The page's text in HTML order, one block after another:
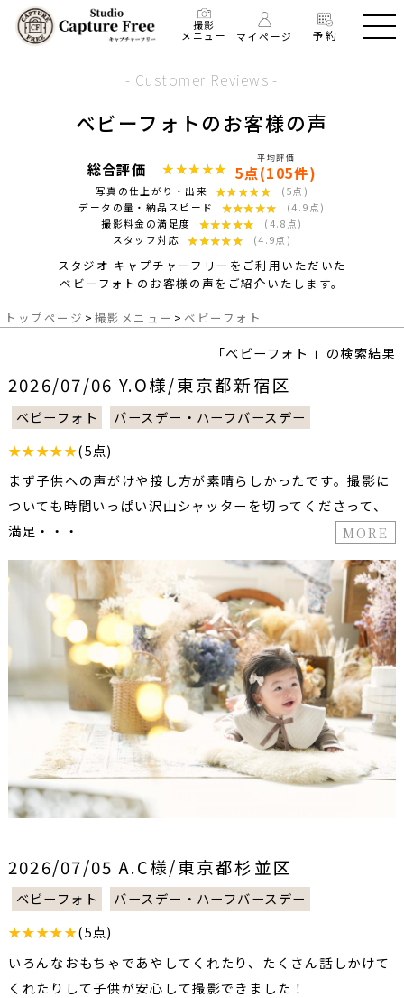
予約
マイページ
撮影
メニュー
- Customer Reviews -
ベビーフォトのお客様の声
総合評価 ★★★★★
★★★★★
平均評価
5点(105件)
写真の仕上がり・出来 ★★★★★
★★★★★
(5点)
データの量・納品スピード
★★★★★
★★★★★
(4.9点)
撮影料金の満足度
★★★★★
★★★★★
(4.8点)
スタッフ対応
★★★★★
★★★★★ (4.9点)
スタジオ キャプチャーフリーをご利用いただいた
ベビーフォトのお客様の声をご紹介いたします。
トップページ > 撮影メニュー > ベビーフォト
「ベビーフォト 」の検索結果
2026/07/06 Y.O様/東京都新宿区
ベビーフォト
バースデー・ハーフバースデー
★★★★★(5点)
まず子供への声がけや接し方が素晴らしかったです。撮影に
ついても時間いっぱい沢山シャッターを切ってくださって、
満足・・・
MORE
2026/07/05 A.C様/東京都杉並区
ベビーフォト
バースデー・ハーフバースデー
★★★★★(5点)
いろんなおもちゃであやしてくれたり、たくさん話しかけて
くれたりして子供が安心して撮影できました！